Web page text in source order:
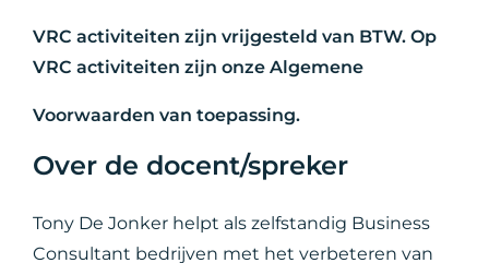
VRC activiteiten zijn vrijgesteld van BTW. Op
VRC activiteiten zijn onze Algemene
Voorwaarden van toepassing.
Over de docent/spreker
Tony De Jonker helpt als zelfstandig Business
Consultant bedrijven met het verbeteren van